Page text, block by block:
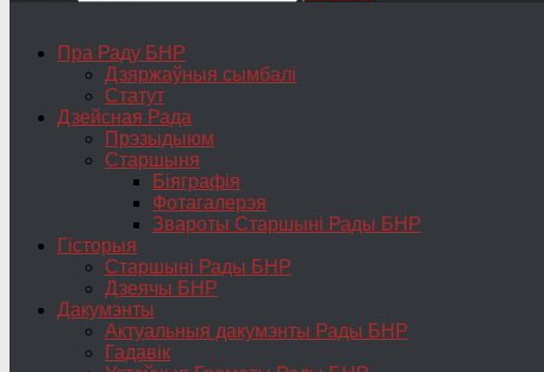
Пра Раду БНР
Дзяржаўныя сымбалі
Статут
Дзейсная Рада
Прэзыдыюм
Старшыня
Біяграфія
Фотагалерэя
Звароты Старшыні Рады БНР
Гісторыя
Старшыні Рады БНР
Дзеячы БНР
Дакумэнты
Актуальныя дакумэнты Рады БНР
Гадавік